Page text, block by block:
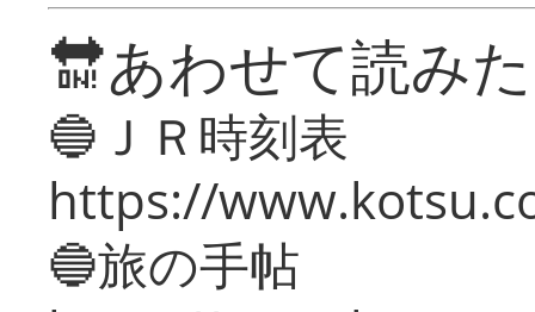
🔛あわせて読み
🔵ＪＲ時刻表
https://
🔵旅の手帖